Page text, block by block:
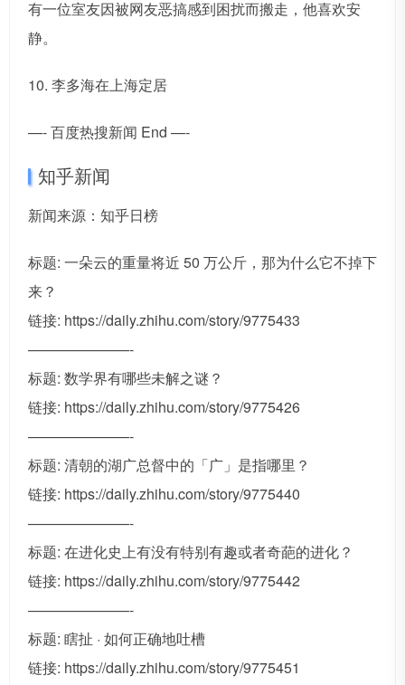
有一位室友因被网友恶搞感到困扰而搬走，他喜欢安
静。
10. 李多海在上海定居
—- 百度热搜新闻 End —-
知乎新闻
新闻来源：知乎日榜
标题: 一朵云的重量将近 50 万公斤，那为什么它不掉下
来？
链接: https://daily.zhihu.com/story/9775433
———————-
标题: 数学界有哪些未解之谜？
链接: https://daily.zhihu.com/story/9775426
———————-
标题: 清朝的湖广总督中的「广」是指哪里？
链接: https://daily.zhihu.com/story/9775440
———————-
标题: 在进化史上有没有特别有趣或者奇葩的进化？
链接: https://daily.zhihu.com/story/9775442
———————-
标题: 瞎扯 · 如何正确地吐槽
链接: https://daily.zhihu.com/story/9775451